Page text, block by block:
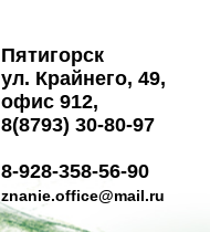
Пятигорск
ул. Крайнего, 49,
офис 912,
8(8793) 30-80-97
8-928-358-56-90
znanie.office@mail.ru